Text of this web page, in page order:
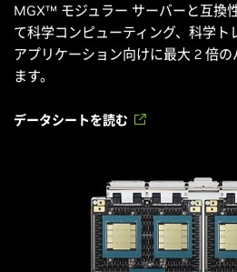
MGX™ モジュラー サーバーと互換
て科学コンピューティング、科学
アプリケーション向けに最大 2 倍
ます。
データシートを読む